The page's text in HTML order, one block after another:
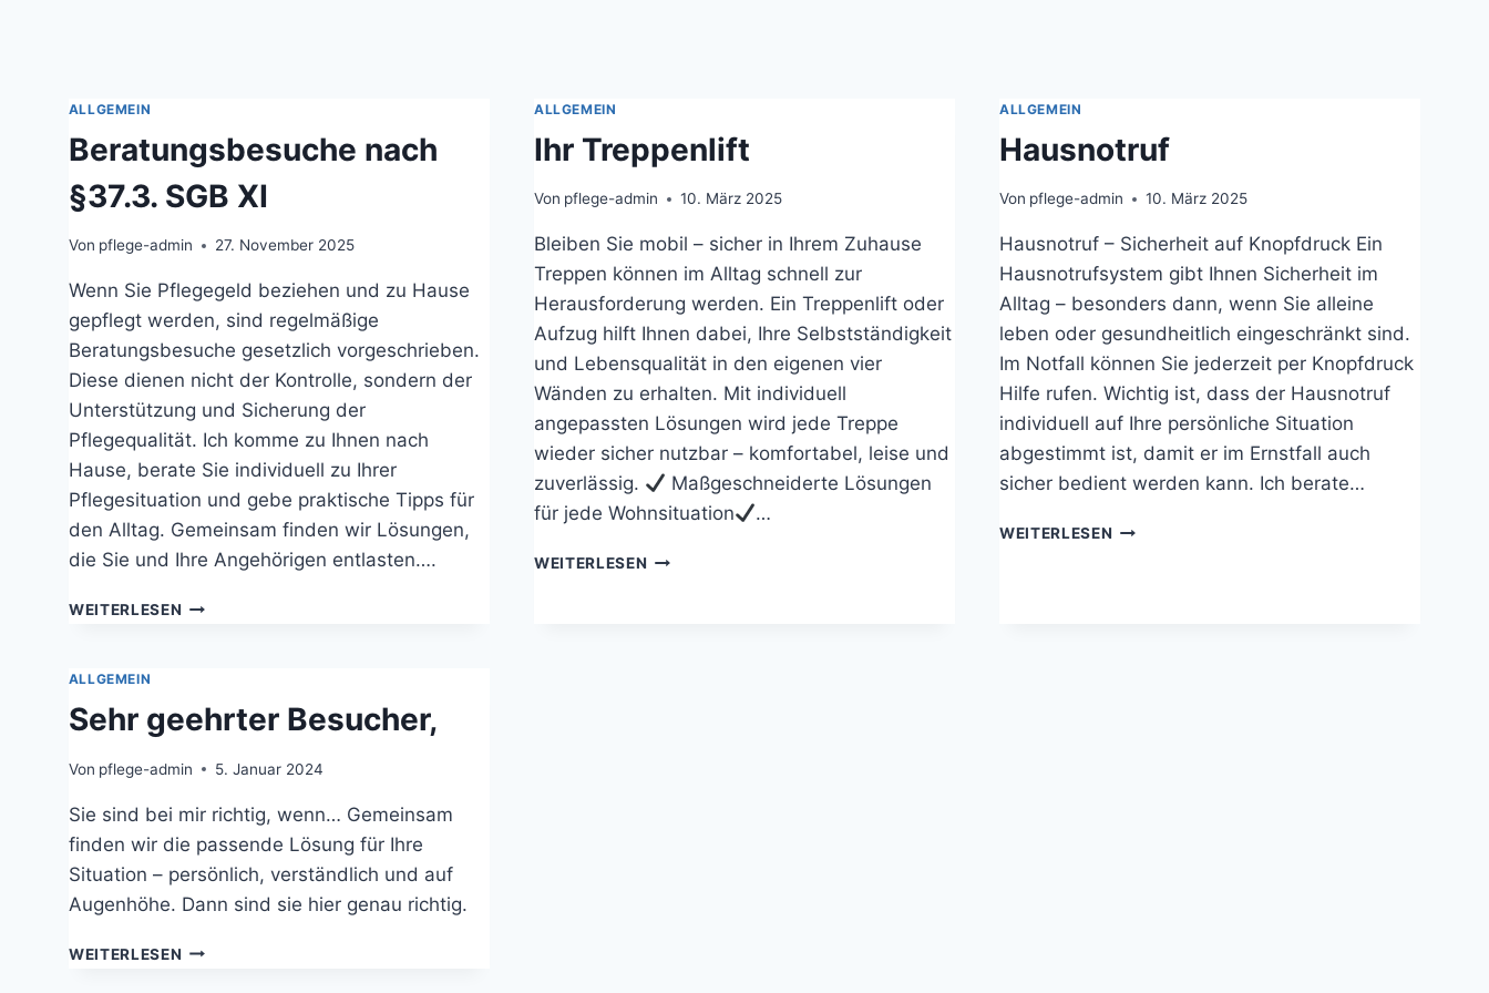
ALLGEMEIN
Beratungsbesuche nach
§37.3. SGB XI
Von pflege-admin 27. November 2025
Wenn Sie Pflegegeld beziehen und zu Hause
gepflegt werden, sind regelmäßige
Beratungsbesuche gesetzlich vorgeschrieben.
Diese dienen nicht der Kontrolle, sondern der
Unterstützung und Sicherung der
Pflegequalität. Ich komme zu Ihnen nach
Hause, berate Sie individuell zu Ihrer
Pflegesituation und gebe praktische Tipps für
den Alltag. Gemeinsam finden wir Lösungen,
die Sie und Ihre Angehörigen entlasten….
WEITERLESEN BERATUNGSBESUCHE
ALLGEMEIN
Ihr Treppenlift
Von pflege-admin 10. März 2025
Bleiben Sie mobil – sicher in Ihrem Zuhause
Treppen können im Alltag schnell zur
Herausforderung werden. Ein Treppenlift oder
Aufzug hilft Ihnen dabei, Ihre Selbstständigkeit
und Lebensqualität in den eigenen vier
Wänden zu erhalten. Mit individuell
angepassten Lösungen wird jede Treppe
wieder sicher nutzbar – komfortabel, leise und
zuverlässig.
Maßgeschneiderte Lösungen
für jede Wohnsituation
…
WEITERLESEN IHR
ALLGEMEIN
Hausnotruf
Von pflege-admin 10. März 2025
Hausnotruf – Sicherheit auf Knopfdruck Ein
Hausnotrufsystem gibt Ihnen Sicherheit im
Alltag – besonders dann, wenn Sie alleine
leben oder gesundheitlich eingeschränkt sind.
Im Notfall können Sie jederzeit per Knopfdruck
Hilfe rufen. Wichtig ist, dass der Hausnotruf
individuell auf Ihre persönliche Situation
abgestimmt ist, damit er im Ernstfall auch
sicher bedient werden kann. Ich berate…
WEITERLESEN HAUSNOTRUF
ALLGEMEIN
Sehr geehrter Besucher,
Von pflege-admin 5. Januar 2024
Sie sind bei mir richtig, wenn… Gemeinsam
finden wir die passende Lösung für Ihre
Situation – persönlich, verständlich und auf
Augenhöhe. Dann sind sie hier genau richtig.
WEITERLESEN SEHR